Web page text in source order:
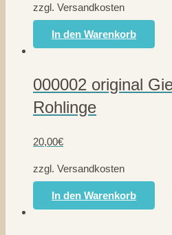
zzgl. Versandkosten
In den Warenkorb
000002 original
Rohlinge
20,00€
zzgl. Versandkosten
In den Warenkorb